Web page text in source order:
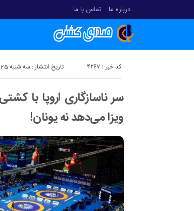
درباره ما تماس با ما
تاریخ انتشار : سه شنبه 25 مهر 1402 - 23:33 کد خبر : 4267
سر ناسازگاری اروپا با
ویزا می‌دهد نه یونان!